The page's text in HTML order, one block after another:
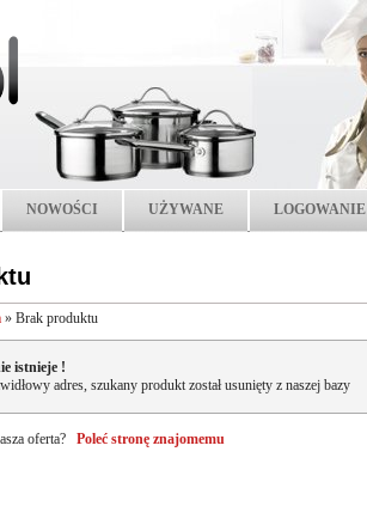
NOWOŚCI UŻYWANE LOGOWANIE
» Brak produktu
istnieje !
adres, szukany produkt został usunięty z naszej bazy
oferta? Poleć stronę znajomemu